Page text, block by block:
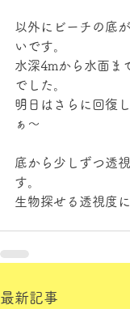
以外にビーチの底
いです。
水深4mから水面ま
でした。
明日はさらに回復
ぁ～
底から少しずつ透
す。
生物探せる透視度
最新記事